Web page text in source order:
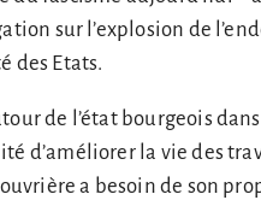
sur l’explosion de
des Etats.
de l’état bourgeois
d’améliorer la vie des
a besoin de son